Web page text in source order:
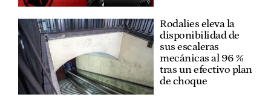
Rodalies eleva la
disponibilidad de
sus escaleras
mecánicas al 96 %
tras un efectivo plan
de choque